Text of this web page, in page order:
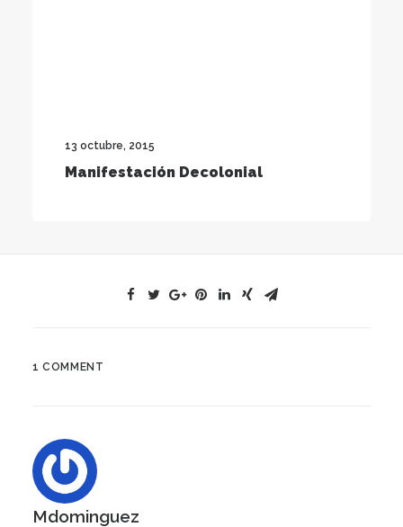
13 octubre, 2015
Manifestación Decolonial
1 COMMENT
Mdominguez